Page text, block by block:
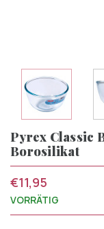
Pyrex Classic
Borosilikat
€11,95
VORRÄTIG